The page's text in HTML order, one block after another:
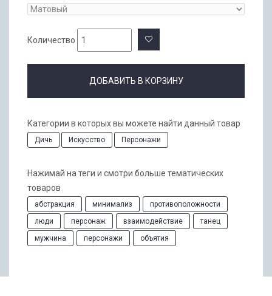
Количество
ДОБАВИТЬ В КОРЗИНУ
Категории в которых вы можете найти данный товар
Дичь Искусство Персонажи
Нажимай на теги и смотри больше тематических
товаров
абстракция минимализ
противоположности
люди
персонаж взаимодействие
танец
мужчина
персонажи объятия